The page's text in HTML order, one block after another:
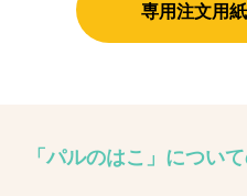
専用注文用
「パルのはこ」につい